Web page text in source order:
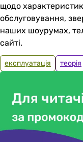
щодо
обслуговування,
наших шоурумах,
сайті.
експлуатація теорія